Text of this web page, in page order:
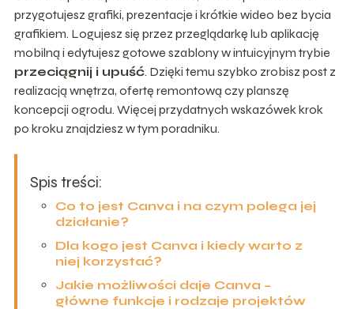
przygotujesz grafiki, prezentacje i krótkie wideo bez bycia
grafikiem. Logujesz się przez przeglądarkę lub aplikację
mobilną i edytujesz gotowe szablony w intuicyjnym trybie
przeciągnij i upuść. Dzięki temu szybko zrobisz post z
realizacją wnętrza, ofertę remontową czy planszę
koncepcji ogrodu. Więcej przydatnych wskazówek krok
po kroku znajdziesz w tym poradniku.
Spis treści:
Co to jest Canva i na czym polega jej
działanie?
Dla kogo jest Canva i kiedy warto z
niej korzystać?
Jakie możliwości daje Canva –
główne funkcje i rodzaje projektów